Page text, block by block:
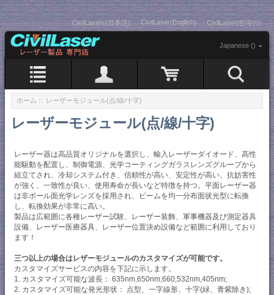
CivilLasers(日本語) CivilLaser(English) CivilLaser(한국어)
Japanese ()
ホーム :: レーザーモジュール(点/線/十字)
レーザーモジュール(点/線/十字)
レーザー器は高品質オリジナルを選択し、輸入レーザーダイオード、高性
能駆動を配置し、制御電源、光学コーティングガラスレンズグループから
組立てされ、冷却システム付き、信頼性が高い、安定性が高い、抗妨害性
が強く、一致性が良い、使用寿命が長いなど特徴を持つ。平面レーザー器
は非ボール面光学レンズを採用され、ビームを均一分布面状光型に転換
し、転換効果が非常に高い。
製品は広範囲に各種レーザー試験、レーザー装飾、軍事機器及び測定器具
設備、レーザー医療器具、レーザー位置決め設備など範囲に利用しており
ます！
三つ以上の場合はレザーモジュールのカスタマイズが可能です。
カスタマイズサービスの内容を下記に示します。
1. カスタマイズ可能な波長： 635nm,650nm,660,532nm,405nm;
2. カスタマイズ可能な発光形状： 点型、一字線形、十字(緑、青紫除き);